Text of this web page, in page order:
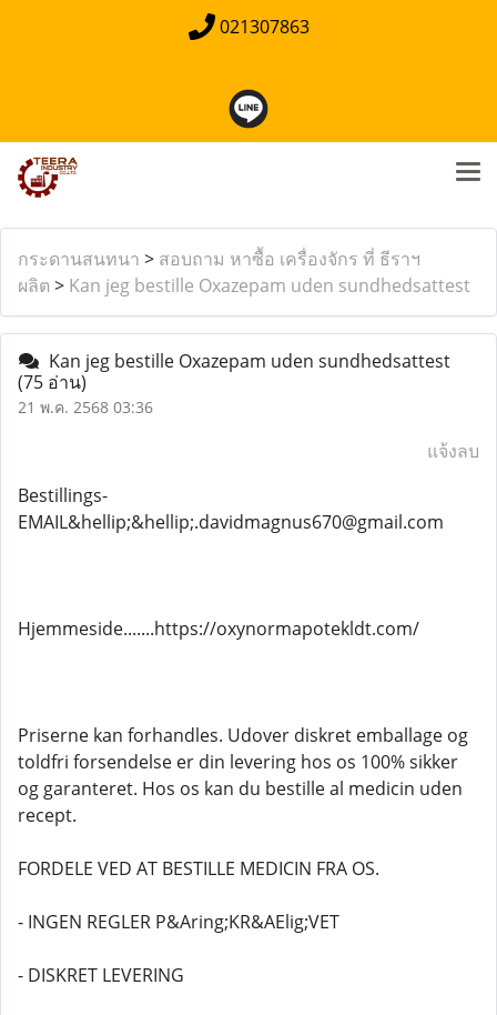
021307863
กระดานสนทนา > สอบถาม หาซื้อ เครื่องจักร ที่ ธีราฯ
ผลิต > Kan jeg bestille Oxazepam uden sundhedsattest
Kan jeg bestille Oxazepam uden sundhedsattest
(75 อ่าน)
21 พ.ค. 2568 03:36
แจ้งลบ
Bestillings-
EMAIL&hellip;&hellip;.davidmagnus670@gmail.com
Hjemmeside.......https://oxynormapotekldt.com/
Priserne kan forhandles. Udover diskret emballage og
toldfri forsendelse er din levering hos os 100% sikker
og garanteret. Hos os kan du bestille al medicin uden
recept.
FORDELE VED AT BESTILLE MEDICIN FRA OS.
- INGEN REGLER P&Aring;KR&AElig;VET
- DISKRET LEVERING